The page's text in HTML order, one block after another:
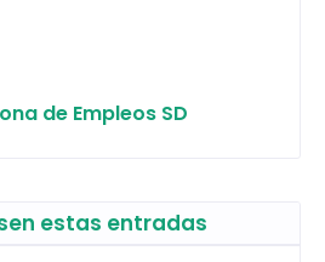
de Empleos SD
estas entradas